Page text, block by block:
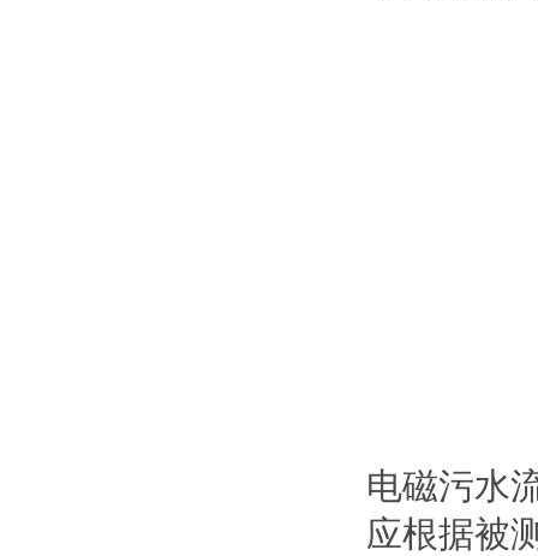
电磁污水
应根据被